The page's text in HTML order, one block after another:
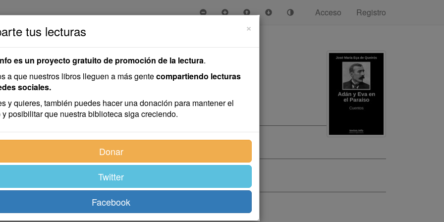
Acceso
Registro
en el Paraíso
×
tus lecturas
es un proyecto gratuito de promoción de la lectura.
a que nuestros libros lleguen a más gentecompartiendo lecturas
sociales.
y quieres, también puedes hacer una donación para mantener el
y posibilitar que nuestra biblioteca siga creciendo.
Donar
Twitter
Facebook